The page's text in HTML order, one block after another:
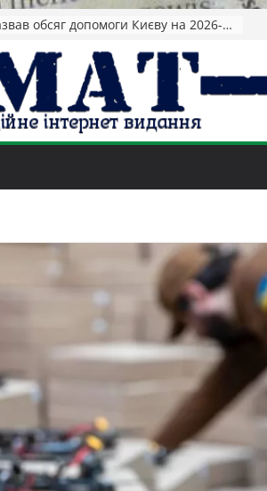
НАТО назвав обсяг допомоги Києву на 2026-2027 роки